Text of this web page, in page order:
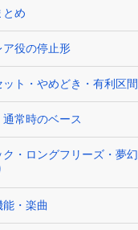
とめ
ア役の停止形
ット・やめどき・有利区間
常時のベース
ク・ロングフリーズ・夢幻
・楽曲